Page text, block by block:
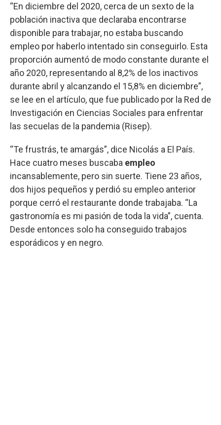
“En diciembre del 2020, cerca de un sexto de la
población inactiva que declaraba encontrarse
disponible para trabajar, no estaba buscando
empleo por haberlo intentado sin conseguirlo. Esta
proporción aumentó de modo constante durante el
año 2020, representando al 8,2% de los inactivos
durante abril y alcanzando el 15,8% en diciembre”,
se lee en el artículo, que fue publicado por la Red de
Investigación en Ciencias Sociales para enfrentar
las secuelas de la pandemia (Risep).
“Te frustrás, te amargás”, dice Nicolás a El País.
Hace cuatro meses buscaba empleo
incansablemente, pero sin suerte. Tiene 23 años,
dos hijos pequeños y perdió su empleo anterior
porque cerró el restaurante donde trabajaba. “La
gastronomía es mi pasión de toda la vida”, cuenta.
Desde entonces solo ha conseguido trabajos
esporádicos y en negro.